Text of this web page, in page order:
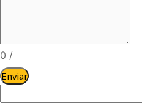
0 /
Enviar